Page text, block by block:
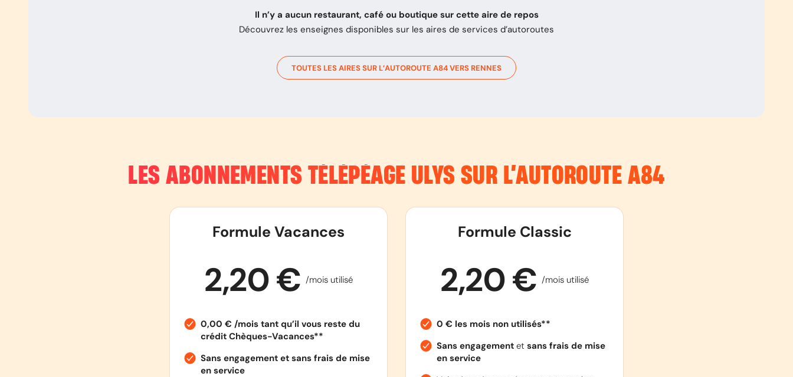
Il n’y a aucun restaurant, café ou boutique sur cette aire de repos
Découvrez les enseignes disponibles sur les aires de services d’autoroutes
TOUTES LES AIRES SUR L’AUTOROUTE A84VERS RENNES
LES ABONNEMENTS TÉLÉPÉAGE ULYS SUR L’AUTOROUTE A84
Formule Vacances
2,20 € /mois utilisé
0,00 € /mois tant qu’il vous reste du
crédit Chèques-Vacances**
Sans engagement et sans frais de mise
en service
Formule Classic
2,20 € /mois utilisé
0 € les mois non utilisés**
Sans engagementet sans frais de mise
en service